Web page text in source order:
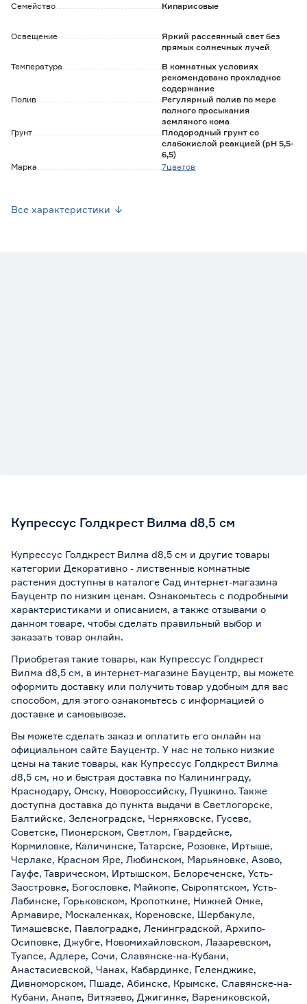
Семейство Кипарисовые
Освещение
Яркий рассеянный свет без
прямых солнечных лучей
Температура
В комнатных условиях
рекомендовано прохладное
содержание
Полив
Регулярный полив по мере
полного просыхания
земляного кома
Грунт
Плодородный грунт со
слабокислой реакцией (pH 5,5-
6,5)
Марка
7цветов
Все характеристики
Купрессус Голдкрест Вилма d8,5 см
Купрессус Голдкрест Вилма d8,5 см и другие товары
категории Декоративно - лиственные комнатные
растения доступны в каталоге Сад интернет-магазина
Бауцентр по низким ценам. Ознакомьтесь с подробными
характеристиками и описанием, а также отзывами о
данном товаре, чтобы сделать правильный выбор и
заказать товар онлайн.
Приобретая такие товары, как Купрессус Голдкрест
Вилма d8,5 см, в интернет-магазине Бауцентр, вы можете
оформить доставку или получить товар удобным для вас
способом, для этого ознакомьтесь с информацией о
доставке и самовывозе.
Вы можете сделать заказ и оплатить его онлайн на
официальном сайте Бауцентр. У нас не только низкие
цены на такие товары, как Купрессус Голдкрест Вилма
d8,5 см, но и быстрая доставка по Калининграду,
Краснодару, Омску, Новороссийску, Пушкино. Также
доступна доставка до пункта выдачи в Светлогорске,
Балтийске, Зеленоградске, Черняховске, Гусеве,
Советске, Пионерском, Светлом, Гвардейске,
Кормиловке, Каличинске, Татарске, Розовке, Иртыше,
Черлаке, Красном Яре, Любинском, Марьяновке, Азово,
Гауфе, Таврическом, Иртышском, Белореченске, Усть-
Заостровке, Богословке, Майкопе, Сыропятском, Усть-
Лабинске, Горьковском, Кропоткине, Нижней Омке,
Армавире, Москаленках, Кореновске, Шербакуле,
Тимашевске, Павлоградке, Ленинградской, Архипо-
Осиповке, Джубге, Новомихайловском, Лазаревском,
Туапсе, Адлере, Сочи, Славянске-на-Кубани,
Анастасиевской, Чанах, Кабардинке, Геленджике,
Дивноморском, Пшаде, Абинске, Крымске, Славянске-на-
Кубани, Анапе, Витязево, Джигинке, Варениковской,